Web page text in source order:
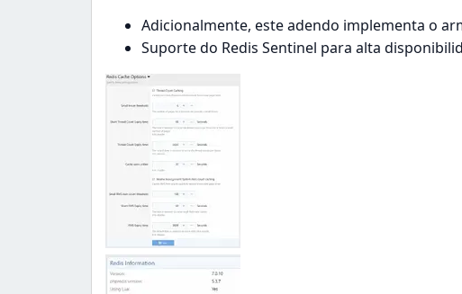
Adicionalmente, este adendo implementa o
Suporte do Redis Sentinel para alta